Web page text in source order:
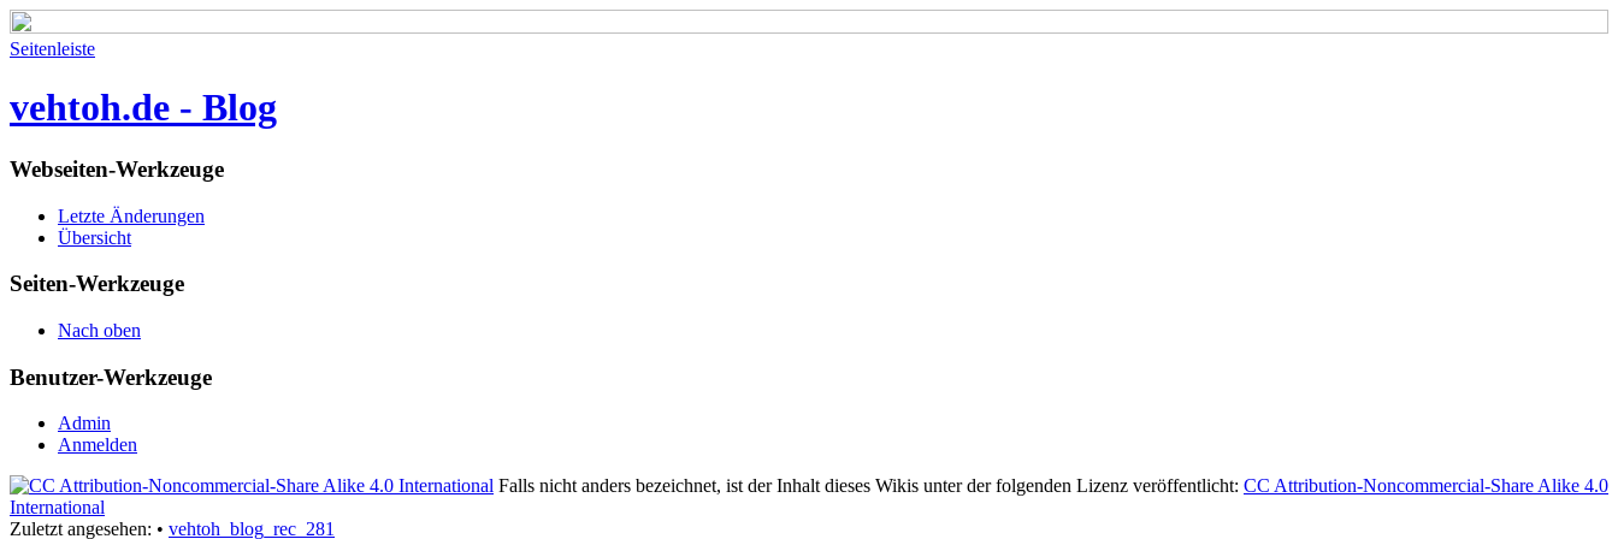
Seitenleiste
vehtoh.de - Blog
Webseiten-Werkzeuge
Letzte Änderungen
Übersicht
Seiten-Werkzeuge
Nach oben
Benutzer-Werkzeuge
Admin
Anmelden
Falls nicht anders bezeichnet, ist der Inhalt dieses Wikis unter der folgenden Lizenz veröffentlicht: CC Attribution-Noncommercial-Share Alike 4.0
International
Zuletzt angesehen: • vehtoh_blog_rec_281